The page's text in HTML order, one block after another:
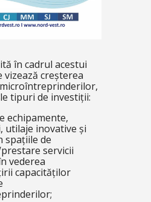
în cadrul acestui
vizează creșterea
tipuri de investiții:
echipamente,
utilaje inovative și
spațiile de
servicii
vederea
capacităților